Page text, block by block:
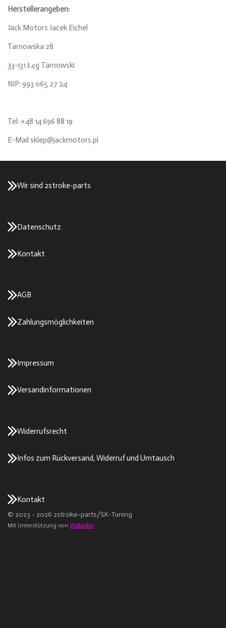
Herstellerangeben:
Jack Motors Jacek Eichel
Tarnowska 28
33-131 Łęg Tarnowski
NIP: 993 065 27 24
Tel: +48 14 696 88 19
E-Mail sklep@jackmotors.pl
Wir sind 2stroke-parts
Datenschutz
Kontakt
AGB
Zahlungsmöglichkeiten
Impressum
Versandinformationen
Widerrufsrecht
Infos zum Rückversand, Widerruf und Umtausch
Kontakt
© 2023 - 2026 2stroke-parts/SK-Tuning
Mit Unterstützung von Webador